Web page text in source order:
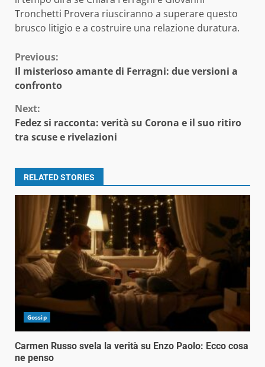
Tronchetti Provera riusciranno a superare questo
brusco litigio e a costruire una relazione duratura.
Continue
Reading
Previous:
Il misterioso amante di Ferragni: due versioni a
confronto
Next:
Fedez si racconta: verità su Corona e il suo ritiro
tra scuse e rivelazioni
RELATED STORIES
Gossip
Carmen Russo svela la verità su Enzo Paolo: Ecco cosa
ne penso